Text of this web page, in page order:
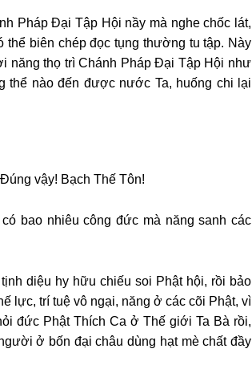
Pháp Đại Tập Hội nầy mà nghe chốc lát,
biên chép đọc tụng thường tu tập. Này
năng thọ trì Chánh Pháp Đại Tập Hội như
thể nào đến được nước Ta, huống chi lại
vậy! Bạch Thế Tôn!
bao nhiêu công đức mà năng sanh các
diệu hy hữu chiếu soi Phật hội, rồi bảo
lực, trí tuệ vô ngại, năng ở các cõi Phật, vì
đức Phật Thích Ca ở Thế giới Ta Bà rồi,
ở bốn đại châu dùng hạt mè chất đầy